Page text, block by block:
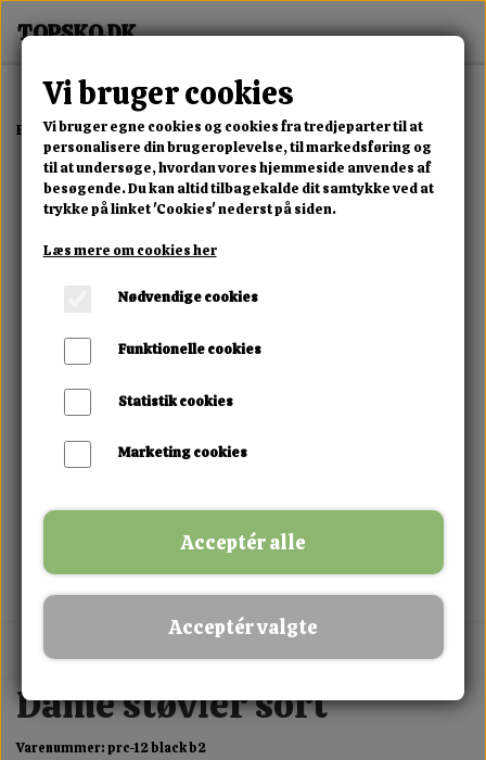
Forside Dame Alle Damesko Dame støvler sort
MIX FRIT · KØB 3 BETAL FOR 2
Dame støvler sort
Varenummer: prc-12 black b2
Vi bruger cookies
Vi bruger egne cookies og cookies fra tredjeparter til at
personalisere din brugeroplevelse, til markedsføring og
til at undersøge, hvordan vores hjemmeside anvendes af
besøgende. Du kan altid tilbagekalde dit samtykke ved at
trykke på linket 'Cookies' nederst på siden.
Læs mere om cookies her
Nødvendige cookies
Funktionelle cookies
Statistik cookies
Marketing cookies
Acceptér alle
Acceptér valgte